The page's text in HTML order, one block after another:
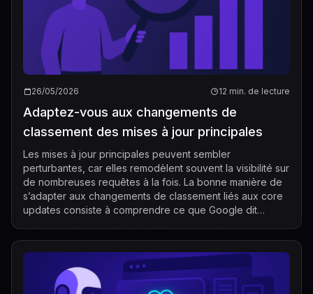
26/05/2026 12 min. de lecture
Adaptez-vous aux changements de
classement des mises à jour principales
Les mises à jour principales peuvent sembler
perturbantes, car elles remodèlent souvent la visibilité sur
de nombreuses requêtes à la fois. La bonne manière de
s’adapter aux changements de classement liés aux core
updates consiste à comprendre ce que Google dit